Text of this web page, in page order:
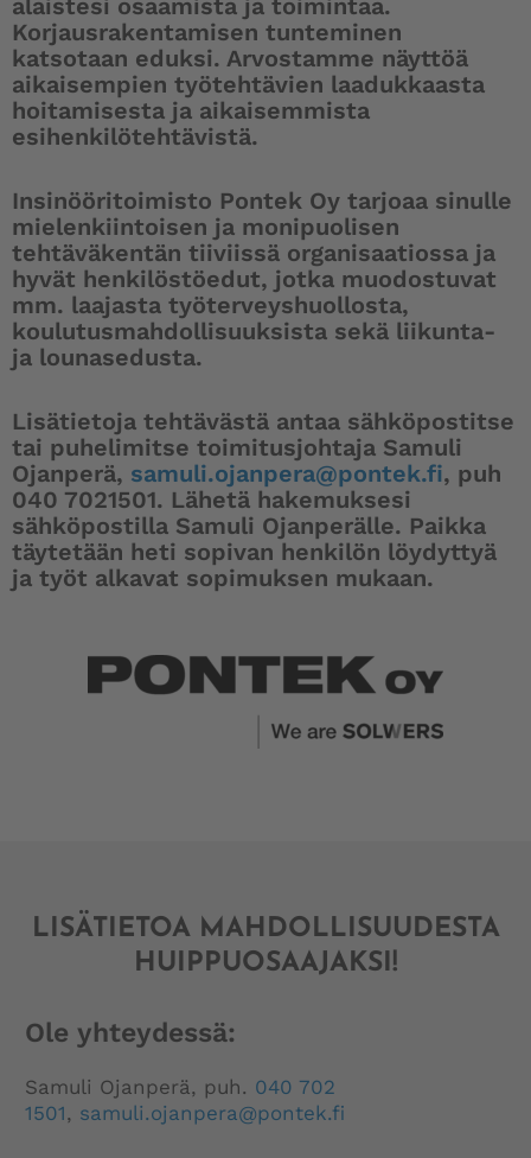
Korjausrakentamisen tunteminen
katsotaan eduksi. Arvostamme näyttöä
aikaisempien työtehtävien laadukkaasta
hoitamisesta ja aikaisemmista
esihenkilötehtävistä.
Insinööritoimisto Pontek Oy tarjoaa sinulle
mielenkiintoisen ja monipuolisen
tehtäväkentän tiiviissä organisaatiossa ja
hyvät henkilöstöedut, jotka muodostuvat
mm. laajasta työterveyshuollosta,
koulutusmahdollisuuksista sekä liikunta-
ja lounasedusta.
Lisätietoja tehtävästä antaa sähköpostitse
tai puhelimitse toimitusjohtaja Samuli
Ojanperä, samuli.ojanpera@pontek.fi, puh
040 7021501. Lähetä hakemuksesi
sähköpostilla Samuli Ojanperälle. Paikka
täytetään heti sopivan henkilön löydyttyä
ja työt alkavat sopimuksen mukaan.
LISÄTIETOA MAHDOLLISUUDESTA
HUIPPUOSAAJAKSI!
Ole yhteydessä:
Samuli Ojanperä, puh. 040 702
1501, samuli.ojanpera@pontek.fi